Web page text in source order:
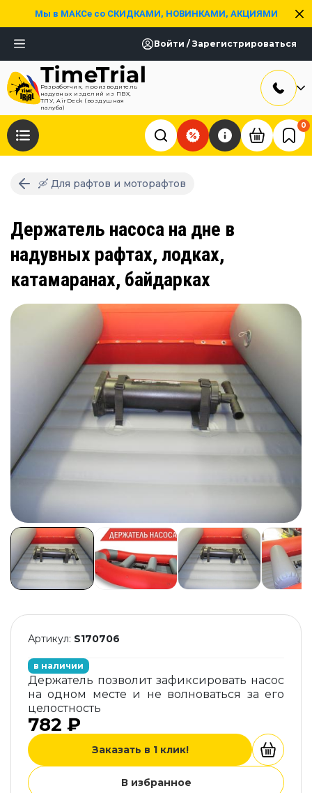
Мы в МАКСе со СКИДКАМИ, НОВИНКАМИ, АКЦИЯМИ
Войти / Зарегистрироваться
Разработчик, производитель
надувных изделий из ПВХ,
ТПУ, AirDeck (воздушная
палуба)
0
🛶 Для рафтов и моторафтов
Держатель насоса на дне в
надувных рафтах, лодках,
катамаранах, байдарках
Артикул: S170706
в наличии
Держатель позволит зафиксировать насос
на одном месте и не волноваться за его
целостность
782 ₽
Заказать в 1 клик!
В избранное